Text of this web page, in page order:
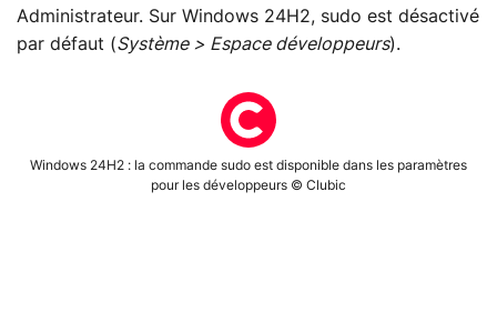
Administrateur. Sur Windows 24H2, sudo est désactivé
par défaut (Système > Espace développeurs).
Windows 24H2 : la commande sudo est disponible dans les paramètres
pour les développeurs © Clubic